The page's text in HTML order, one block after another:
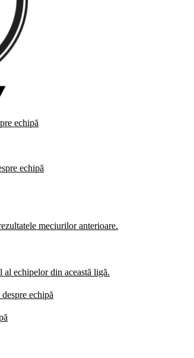
echipă
echipă
meciurilor anterioare.
al echipelor din această ligă.
echipă